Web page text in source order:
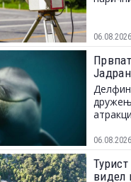
06.08.2026
06.08.2026
видел